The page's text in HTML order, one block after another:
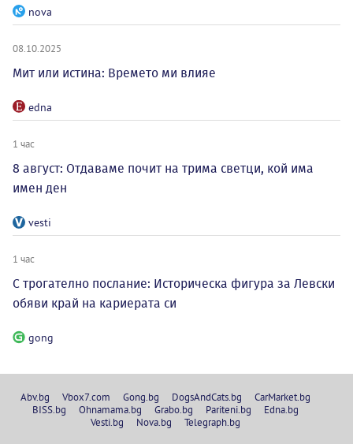
nova
08.10.2025
Мит или истина: Времето ми влияе
edna
1 час
8 август: Отдаваме почит на трима светци, кой има
имен ден
vesti
1 час
С трогателно послание: Историческа фигура за Левски
обяви край на кариерата си
gong
Abv.bg Vbox7.com Gong.bg DogsAndCats.bg
CarMarket.bg
BISS.bg
Ohnamama.bg Grabo.bg Pariteni.bg
Edna.bg
Vesti.bg
Nova.bg Telegraph.bg